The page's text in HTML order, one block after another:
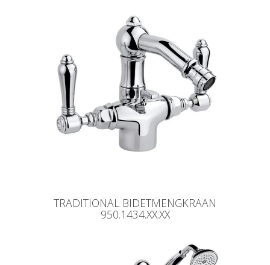
TRADITIONAL BIDETMENGKRAAN
950.1434.XX.XX